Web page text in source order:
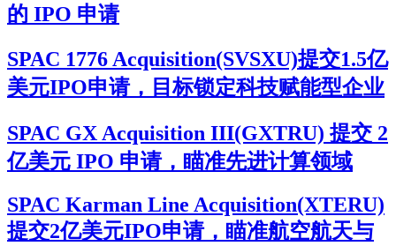
的 IPO 申请
SPAC 1776 Acquisition(SVSXU)提交1.5亿
美元IPO申请，目标锁定科技赋能型企业
SPAC GX Acquisition III(GXTRU) 提交 2
亿美元 IPO 申请，瞄准先进计算领域
SPAC Karman Line Acquisition(XTERU)
提交2亿美元IPO申请，瞄准航空航天与